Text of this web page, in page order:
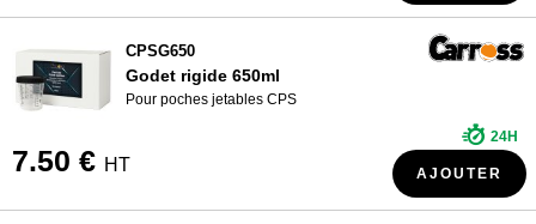
CPSG650
Godet rigide 650ml
Pour poches jetables CPS
7.50 € HT
24H
AJOUTER